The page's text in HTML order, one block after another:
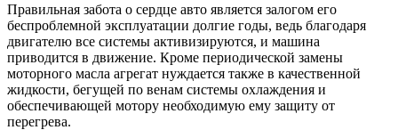
Правильная забота о сердце авто является залогом его
беспроблемной эксплуатации долгие годы, ведь благодаря
двигателю все системы активизируются, и машина
приводится в движение. Кроме периодической замены
моторного масла агрегат нуждается также в качественной
жидкости, бегущей по венам системы охлаждения и
обеспечивающей мотору необходимую ему защиту от
перегрева.